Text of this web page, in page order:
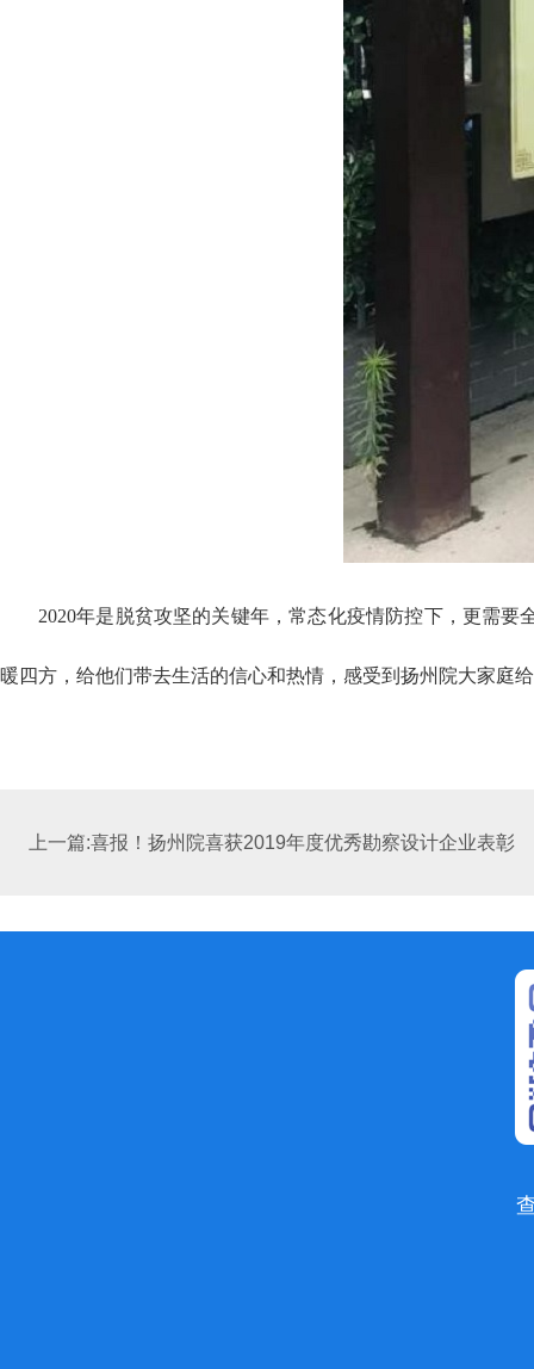
2020年是脱贫攻坚的关键年，常态化疫情防控下，更需
暖四方，给他们带去生活的信心和热情，感受到扬州院大家庭
上一篇:喜报！扬州院喜获2019年度优秀勘察设计企业表彰